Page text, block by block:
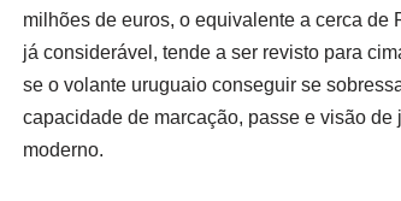
milhões de euros, o equivalente a cerca de
já considerável, tende a ser revisto para
se o volante uruguaio conseguir se
capacidade de marcação, passe e visão
moderno.